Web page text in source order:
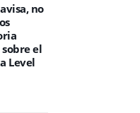
no
el
Level